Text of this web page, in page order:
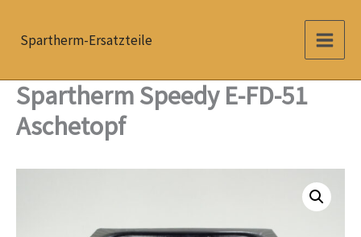
InhaltSpartherm-Ersatzteile
Spartherm Speedy E-FD-51
Aschetopf